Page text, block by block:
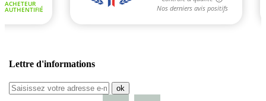
Lettre d'informations
ok